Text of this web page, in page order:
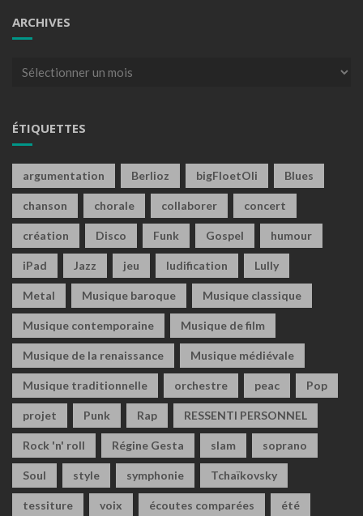
ARCHIVES
Archives
ÉTIQUETTES
argumentation Berlioz bigFloetOli Blues
chanson chorale collaborer concert
création Disco Funk Gospel humour
iPad Jazz jeu ludification Lully
Metal Musique baroque Musique classique
Musique contemporaine Musique de film
Musique de la renaissance Musique médiévale
Musique traditionnelle orchestre peac Pop
projet Punk Rap RESSENTI PERSONNEL
Rock 'n' roll Régine Gesta slam soprano
Soul style symphonie Tchaïkovsky
tessiture voix écoutes comparées été